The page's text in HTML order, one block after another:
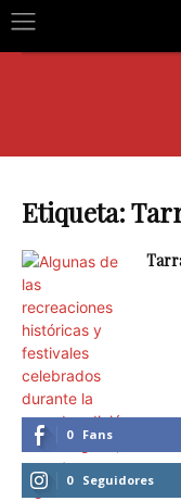
Etiqueta:
0 Fans
0 Seguidores